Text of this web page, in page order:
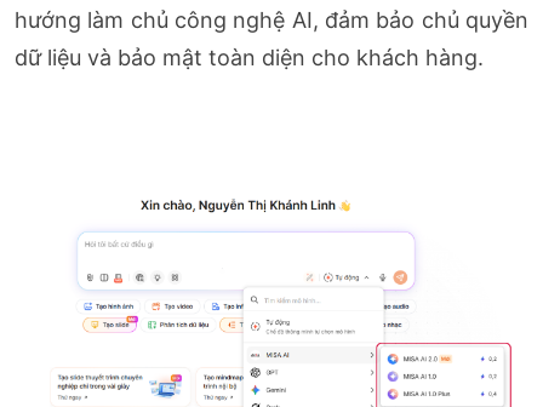
hướng làm chủ công nghệ AI, đảm bảo chủ quyền
dữ liệu và bảo mật toàn diện cho khách hàng.